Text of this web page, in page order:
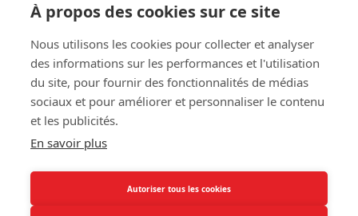
Jeudi de 14 h à 17 h -Fermé pendant les petites vacances
Horaires juillet août ici
et sur rendez-vous
ACCES RAPIDE
INFORMATIONS
À propos des cookies sur ce site
Nous utilisons les cookies pour collecter et analyser
des informations sur les performances et l'utilisation
du site, pour fournir des fonctionnalités de médias
sociaux et pour améliorer et personnaliser le contenu
et les publicités.
En savoir plus
Autoriser tous les cookies